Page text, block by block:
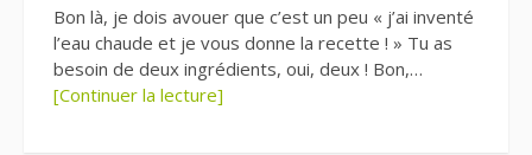
Bon là, je dois avouer que c’est un peu « j’ai inventé
l’eau chaude et je vous donne la recette ! » Tu as
besoin de deux ingrédients, oui, deux ! Bon,…
[Continuer la lecture]